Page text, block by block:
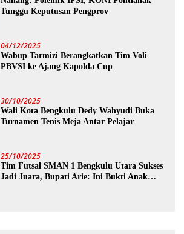
Tunggu Keputusan Pengprov
04/12/2025
Wabup Tarmizi Berangkatkan Tim Voli
PBVSI ke Ajang Kapolda Cup
30/10/2025
Wali Kota Bengkulu Dedy Wahyudi Buka
Turnamen Tenis Meja Antar Pelajar
25/10/2025
Tim Futsal SMAN 1 Bengkulu Utara Sukses
Jadi Juara, Bupati Arie: Ini Bukti Anak